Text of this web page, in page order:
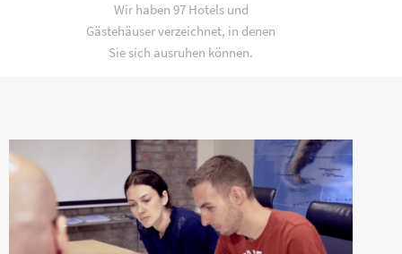
Wir haben 97 Hotels und
Gästehäuser verzeichnet, in denen
Sie sich ausruhen können.